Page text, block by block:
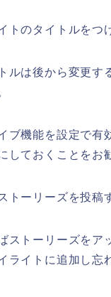
トのタイトルをつ
ルは後から変更す
ブ機能を設定で有
しておくことをお
トーリーズを投稿
ストーリーズをア
ライトに追加し忘